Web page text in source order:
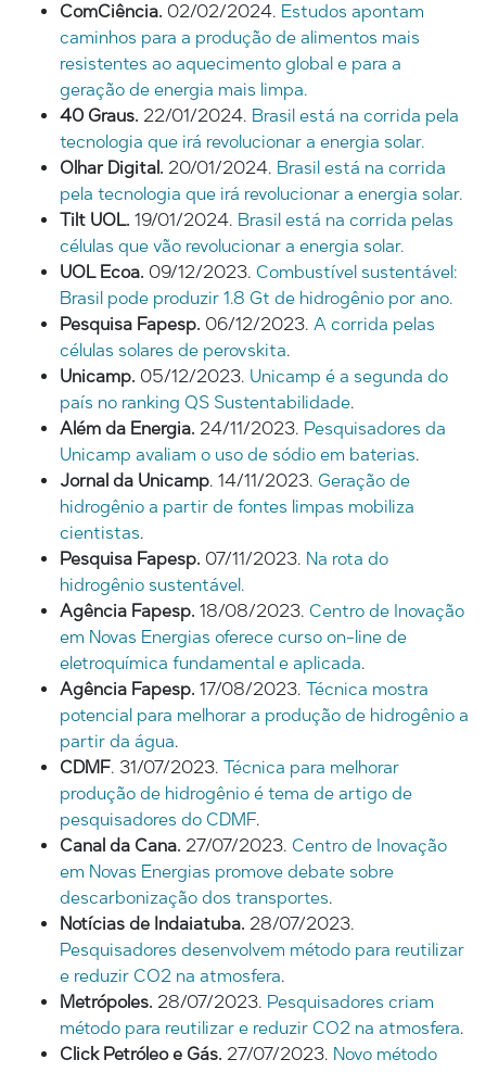
ComCiência. 02/02/2024. Estudos apontam
caminhos para a produção de alimentos mais
resistentes ao aquecimento global e para a
geração de energia mais limpa.
40 Graus. 22/01/2024. Brasil está na corrida pela
tecnologia que irá revolucionar a energia solar.
Olhar Digital. 20/01/2024. Brasil está na corrida
pela tecnologia que irá revolucionar a energia solar.
Tilt UOL. 19/01/2024. Brasil está na corrida pelas
células que vão revolucionar a energia solar.
UOL Ecoa. 09/12/2023. Combustível sustentável:
Brasil pode produzir 1.8 Gt de hidrogênio por ano.
Pesquisa Fapesp. 06/12/2023. A corrida pelas
células solares de perovskita.
Unicamp. 05/12/2023. Unicamp é a segunda do
país no ranking QS Sustentabilidade.
Além da Energia. 24/11/2023. Pesquisadores da
Unicamp avaliam o uso de sódio em baterias.
Jornal da Unicamp. 14/11/2023. Geração de
hidrogênio a partir de fontes limpas mobiliza
cientistas.
Pesquisa Fapesp. 07/11/2023. Na rota do
hidrogênio sustentável.
Agência Fapesp. 18/08/2023. Centro de Inovação
em Novas Energias oferece curso on-line de
eletroquímica fundamental e aplicada.
Agência Fapesp. 17/08/2023. Técnica mostra
potencial para melhorar a produção de hidrogênio a
partir da água.
CDMF. 31/07/2023. Técnica para melhorar
produção de hidrogênio é tema de artigo de
pesquisadores do CDMF.
Canal da Cana. 27/07/2023. Centro de Inovação
em Novas Energias promove debate sobre
descarbonização dos transportes.
Notícias de Indaiatuba. 28/07/2023.
Pesquisadores desenvolvem método para reutilizar
e reduzir CO2 na atmosfera.
Metrópoles. 28/07/2023. Pesquisadores criam
método para reutilizar e reduzir CO2 na atmosfera.
Click Petróleo e Gás. 27/07/2023. Novo método